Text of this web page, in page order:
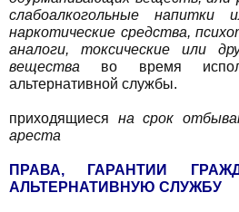
слабоалкогольные напитки
наркотические средства,
аналоги, токсические или
вещества во время
альтернативной службы.
приходящиеся на срок
ареста
ПРАВА, ГАРАНТИИ
АЛЬТЕРНАТИВНУЮ СЛУЖБУ